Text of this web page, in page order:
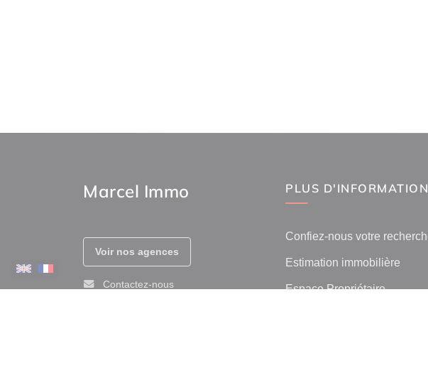
Marcel Immo
Voir nos agences
Contactez-nous
PLUS
Confiez-nous votre
Estimation immobilière
Espace Propriétaire